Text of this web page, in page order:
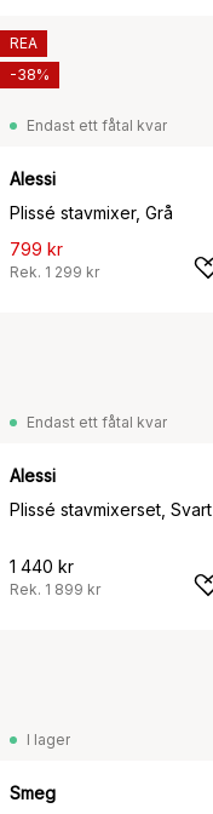
Endast ett fåtal kvar
Alessi
Plissé stavmixer, Grå
799 kr
Rek. 1 299 kr
REA
-38%
Endast ett fåtal kvar
Alessi
Plissé stavmixerset, Svart
1 440 kr
Rek. 1 899 kr
I lager
Smeg